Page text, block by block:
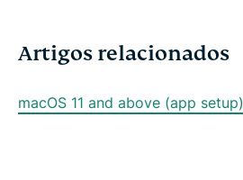
Artigos relacionados
macOS 11 and above (app setup)